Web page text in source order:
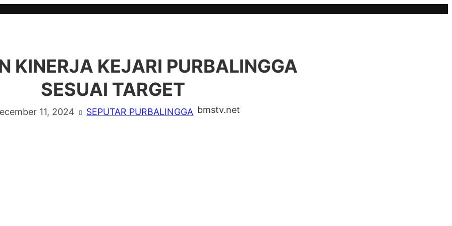
KINERJA KEJARI PURBALINGGA
SESUAI TARGET
11, 2024 SEPUTAR PURBALINGGA bmstv.net